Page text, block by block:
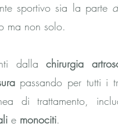
sportivo sia la parte
ma non solo.
dallachirurgia
passando per tutti i
di trattamento,
e monociti.